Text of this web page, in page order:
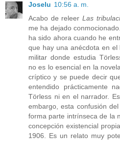
Joselu 10:56 a. m.
Acabo de releer Las
me ha dejado
ha sido ahora cuando he
que hay una anécdota en
militar donde estudia
no es lo esencial en la
críptico y se puede decir
entendido prácticamente
Törless ni en el narrador.
embargo, esta confusión
forma parte intrínseca de la
concepción existencial
1906. Es un relato muy